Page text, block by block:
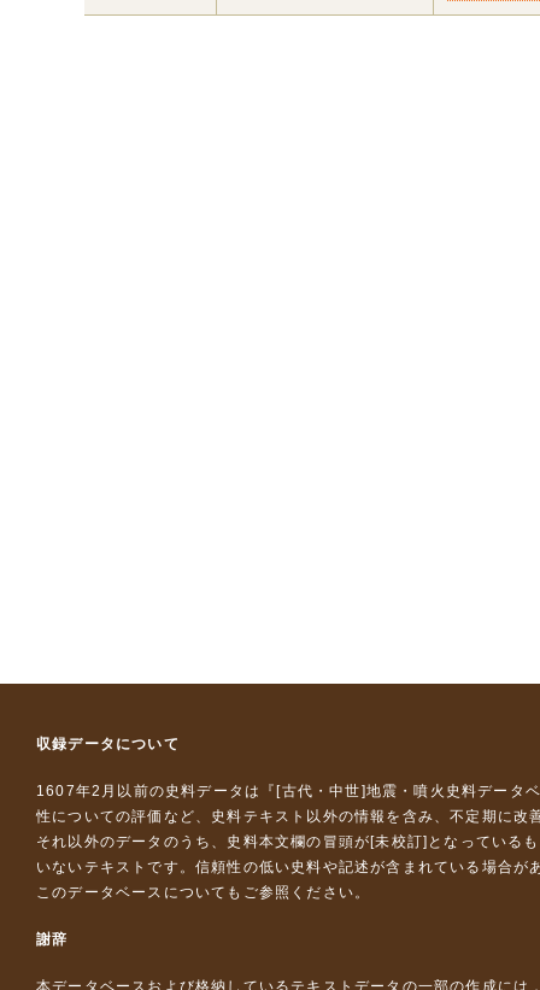
収録データについて
1607年2月以前の史料データは『 [古代・中世]地震・噴火史料データ
性についての評価など、史料テキスト以外の情報を含み、不定期に改
それ以外のデータのうち、史料本文欄の冒頭が[未校訂]となっている
いないテキストです。信頼性の低い史料や記述が含まれている場合が
このデータベースについて もご参照ください。
謝辞
本データベースおよび格納しているテキストデータの一部の作成には